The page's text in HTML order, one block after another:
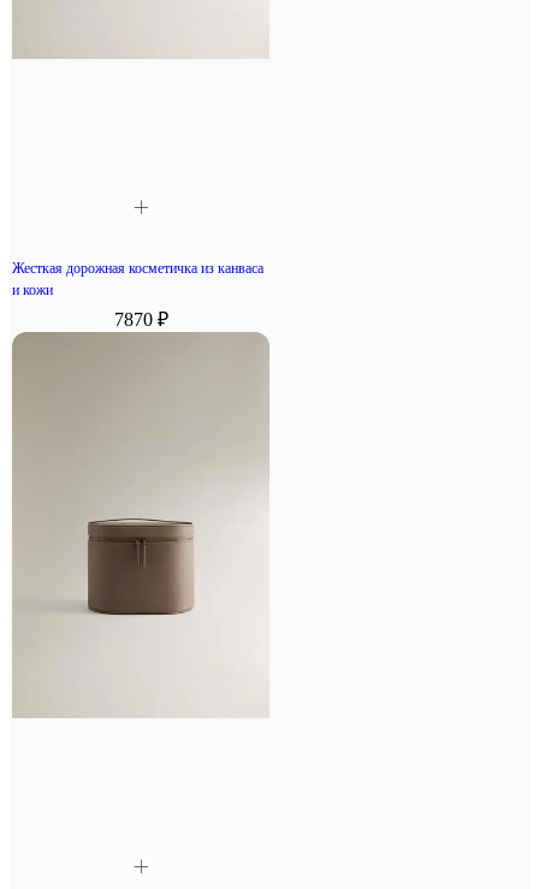
Жесткая дорожная косметичка из канваса
и кожи
7870 ₽